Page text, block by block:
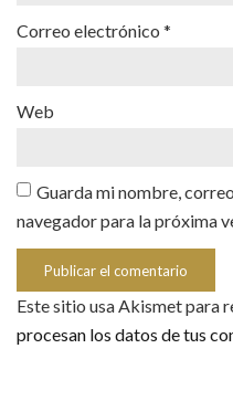
Correo electrónico *
Web
Guarda mi nombre,
navegador para la próxima
Este sitio usa Akismet para
procesan los datos de tus